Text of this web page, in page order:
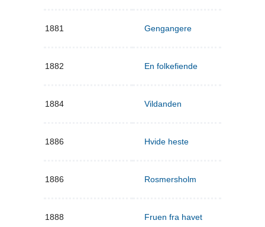
1881 Gengangere
1882 En folkefiende
1884 Vildanden
1886 Hvide heste
1886 Rosmersholm
1888 Fruen fra havet